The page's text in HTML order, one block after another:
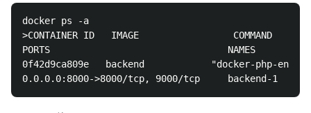
docker ps -a
>CONTAINER ID   IMAGE                 COMMAND
PORTS                                NAMES
0f42d9ca809e   backend            "docker-php-